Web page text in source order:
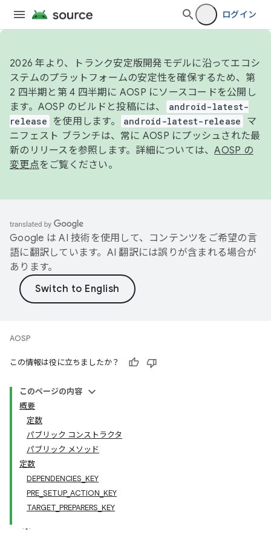
ログイン
2026 年より、トランク安定版開発モデルに沿ってエコシ
ステムのプラットフォームの安定性を確保するため、第
2 四半期と第 4 四半期に AOSP にソースコードを公開し
ます。AOSP のビルドと投稿には、
android-latest-
release
を使用します。 android-latest-release
マ
ニフェスト ブランチは、常に AOSP にプッシュされた最
新のリリースを参照します。詳細については、AOSP の
変更点をご覧ください。
Google は AI 技術を使用して、コンテンツをご希望の言
語に翻訳しています。AI 翻訳には誤りが含まれる場合が
あります。
AOSP
この情報は役に立ちましたか？
このページの内容
概要
定数
パブリック コンストラクタ
パブリック メソッド
定数
DEPENDENCIES_KEY
PRE_SETUP_ACTION_KEY
TARGET_PREPARERS_KEY